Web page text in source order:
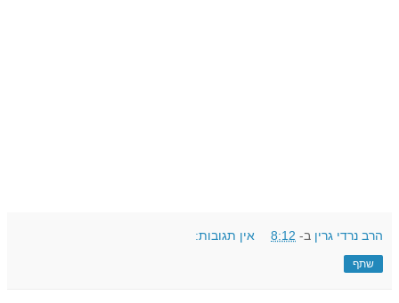
הרב נרדי גרין ב- 8:12 אין תגובות:
שתף